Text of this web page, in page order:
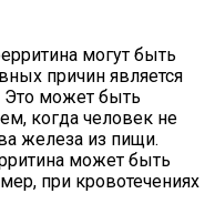
могут быть
причин является
Это может быть
когда человек не
железа из пищи.
может быть
при кровотечениях